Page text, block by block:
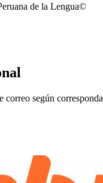
de la Lengua©
correo según corresponda